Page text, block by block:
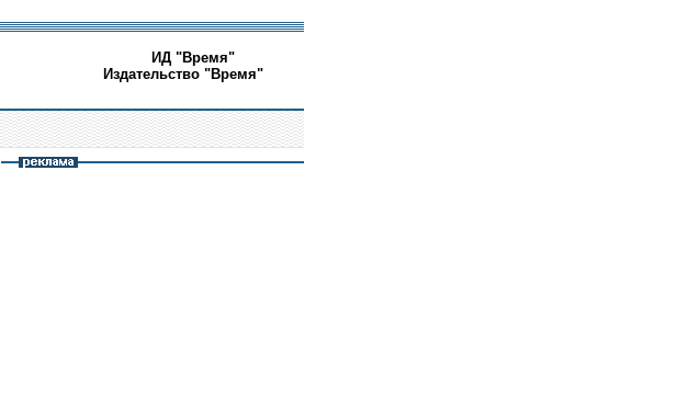
ИД "Время"
Издательство "Время"